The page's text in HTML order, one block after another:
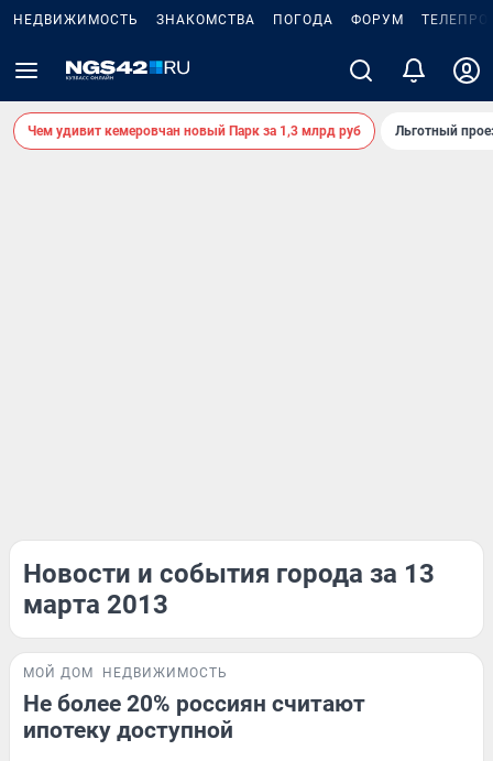
НЕДВИЖИМОСТЬ ЗНАКОМСТВА ПОГОДА ФОРУМ
Чем удивит кемеровчан новый Парк за 1,3 млрд руб Льготный
Новости и события города за 13
марта 2013
МОЙ ДОМ НЕДВИЖИМОСТЬ
Не более 20% россиян считают
ипотеку доступной